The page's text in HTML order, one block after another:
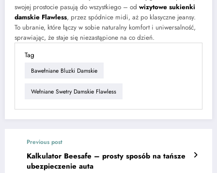
swojej prostocie pasują do wszystkiego – od wizytowe sukienki
damskie Flawless, przez spódnice midi, aż po klasyczne jeansy.
To ubranie, które łączy w sobie naturalny komfort i uniwersalność,
sprawiając, że staje się niezastąpione na co dzień.
Tag
Bawełniane Bluzki Damskie
Wełniane Swetry Damskie Flawless
Previous post
Kalkulator Beesafe – prosty sposób na tańsze
ubezpieczenie auta